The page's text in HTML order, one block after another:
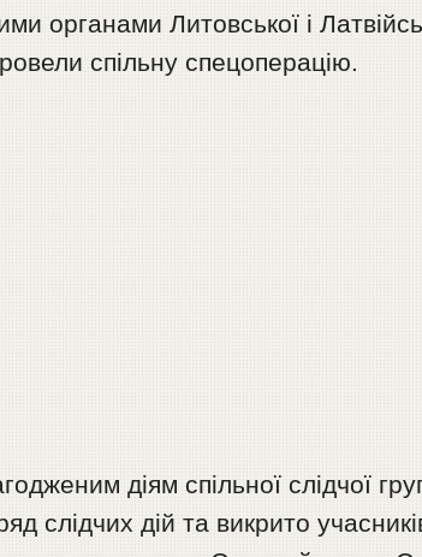
органами Литовської і
спільну спецоперацію.
діям спільної слідчої
слідчих дій та викрито